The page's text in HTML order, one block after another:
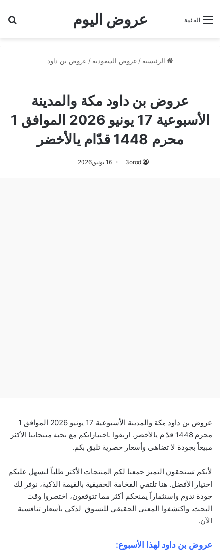
عروض اليوم القائمة
الرئيسية / عروض السعودية / عروض بن داود
عروض بن داود مكة والمدينة
الأسبوعية 17 يونيو 2026 الموافق 1
محرم 1448 قدّام يالأخضر
3orod 16 يونيو,2026
عروض بن داود مكة والمدينة الأسبوعية 17 يونيو 2026 الموافق 1
محرم 1448 قدّام يالأخضر. ارتقوا باختياراتكم مع نخبة منتجاتنا الأكثر
مبيعاً بجودة لا تضاهى وأسعار حصرية تليق بكم.
لأنكم تستحقون التميز جمعنا لكم المنتجات الأكثر طلباً لنسهل عليكم
اختيار الأفضل. هنا تلتقي الفخامة الحقيقية بالقيمة الذكية، نوفر لك
جودة تدوم واستثماراً يمنحكم أكثر مما تتوقعون، اختصروا وقت
البحث. واكتشفوا المعنى الحقيقي للتسوق الذكي بأسعار تنافسية
الآن.
عروض بن داود لهذا الأسبوع: